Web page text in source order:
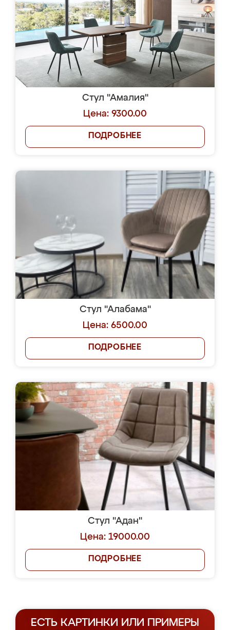
Стул "Амалия"
Цена: 9300.00
ПОДРОБНЕЕ
Стул "Алабама"
Цена: 6500.00
ПОДРОБНЕЕ
Стул "Адан"
Цена: 19000.00
ПОДРОБНЕЕ
ЕСТЬ КАРТИНКИ ИЛИ ПРИМЕРЫ